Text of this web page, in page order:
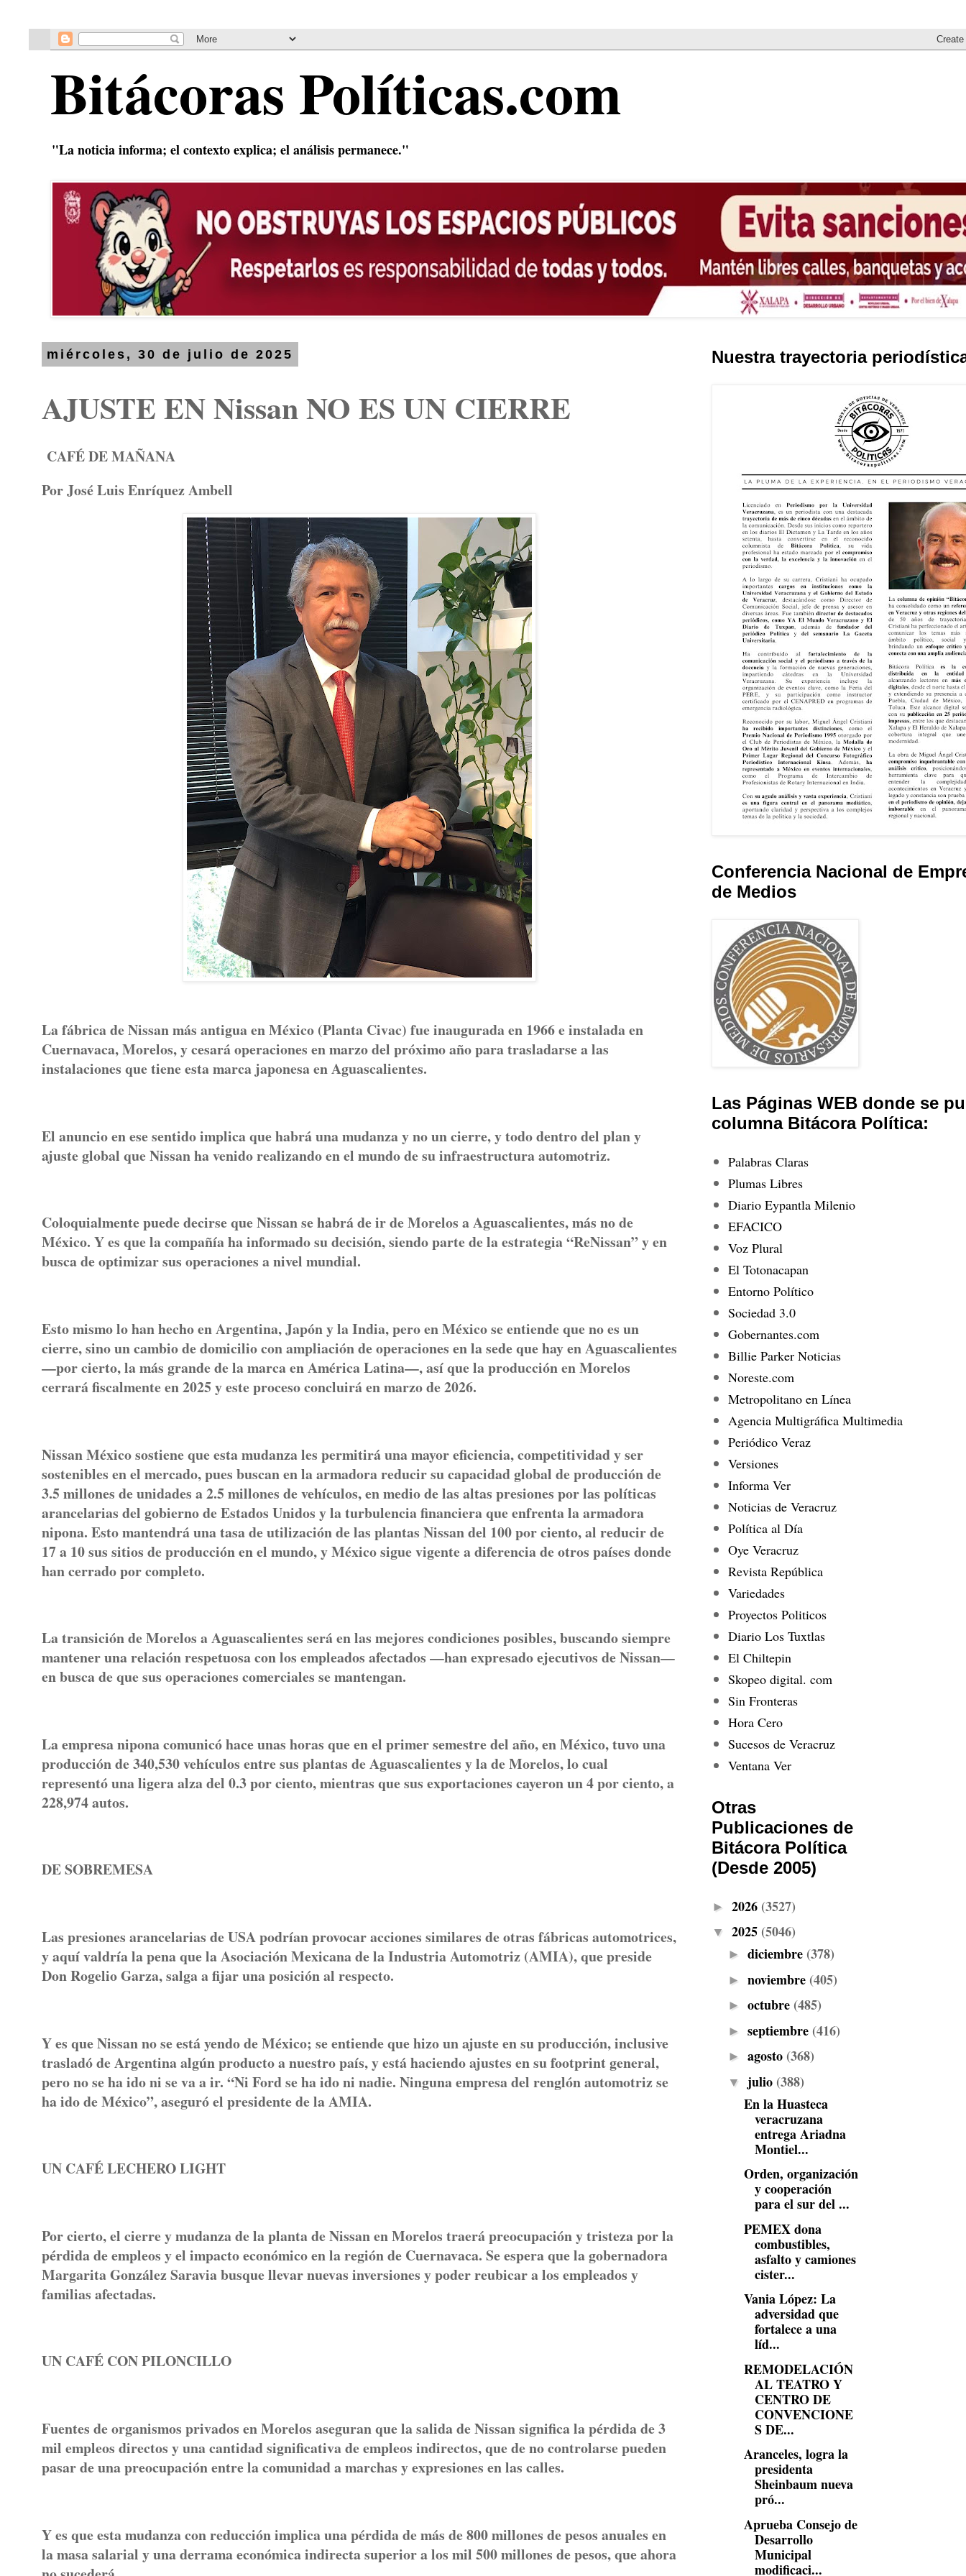
Bitácoras Políticas.com
"La noticia informa; el contexto explica; el análisis permanece."
miércoles, 30 de julio de 2025
AJUSTE EN Nissan NO ES UN CIERRE
CAFÉ DE MAÑANA
Por José Luis Enríquez Ambell
La fábrica de Nissan más antigua en México (Planta Civac) fue inaugurada en 1966 e instalada en
Cuernavaca, Morelos, y cesará operaciones en marzo del próximo año para trasladarse a las
instalaciones que tiene esta marca japonesa en Aguascalientes.
El anuncio en ese sentido implica que habrá una mudanza y no un cierre, y todo dentro del plan y
ajuste global que Nissan ha venido realizando en el mundo de su infraestructura automotriz.
Coloquialmente puede decirse que Nissan se habrá de ir de Morelos a Aguascalientes, más no de
México. Y es que la compañía ha informado su decisión, siendo parte de la estrategia “ReNissan” y en
busca de optimizar sus operaciones a nivel mundial.
Esto mismo lo han hecho en Argentina, Japón y la India, pero en México se entiende que no es un
cierre, sino un cambio de domicilio con ampliación de operaciones en la sede que hay en Aguascalientes
—por cierto, la más grande de la marca en América Latina—, así que la producción en Morelos
cerrará fiscalmente en 2025 y este proceso concluirá en marzo de 2026.
Nissan México sostiene que esta mudanza les permitirá una mayor eficiencia, competitividad y ser
sostenibles en el mercado, pues buscan en la armadora reducir su capacidad global de producción de
3.5 millones de unidades a 2.5 millones de vehículos, en medio de las altas presiones por las políticas
arancelarias del gobierno de Estados Unidos y la turbulencia financiera que enfrenta la armadora
nipona. Esto mantendrá una tasa de utilización de las plantas Nissan del 100 por ciento, al reducir de
17 a 10 sus sitios de producción en el mundo, y México sigue vigente a diferencia de otros países donde
han cerrado por completo.
La transición de Morelos a Aguascalientes será en las mejores condiciones posibles, buscando siempre
mantener una relación respetuosa con los empleados afectados —han expresado ejecutivos de Nissan—
en busca de que sus operaciones comerciales se mantengan.
La empresa nipona comunicó hace unas horas que en el primer semestre del año, en México, tuvo una
producción de 340,530 vehículos entre sus plantas de Aguascalientes y la de Morelos, lo cual
representó una ligera alza del 0.3 por ciento, mientras que sus exportaciones cayeron un 4 por ciento, a
228,974 autos.
DE SOBREMESA
Las presiones arancelarias de USA podrían provocar acciones similares de otras fábricas automotrices,
y aquí valdría la pena que la Asociación Mexicana de la Industria Automotriz (AMIA), que preside
Don Rogelio Garza, salga a fijar una posición al respecto.
Y es que Nissan no se está yendo de México; se entiende que hizo un ajuste en su producción, inclusive
trasladó de Argentina algún producto a nuestro país, y está haciendo ajustes en su footprint general,
pero no se ha ido ni se va a ir. “Ni Ford se ha ido ni nadie. Ninguna empresa del renglón automotriz se
ha ido de México”, aseguró el presidente de la AMIA.
UN CAFÉ LECHERO LIGHT
Por cierto, el cierre y mudanza de la planta de Nissan en Morelos traerá preocupación y tristeza por la
pérdida de empleos y el impacto económico en la región de Cuernavaca. Se espera que la gobernadora
Margarita González Saravia busque llevar nuevas inversiones y poder reubicar a los empleados y
familias afectadas.
UN CAFÉ CON PILONCILLO
Fuentes de organismos privados en Morelos aseguran que la salida de Nissan significa la pérdida de 3
mil empleos directos y una cantidad significativa de empleos indirectos, que de no controlarse pueden
pasar de una preocupación entre la comunidad a marchas y expresiones en las calles.
Y es que esta mudanza con reducción implica una pérdida de más de 800 millones de pesos anuales en
la masa salarial y una derrama económica indirecta superior a los mil 500 millones de pesos, que ahora
Nuestra trayectoria
Conferencia Nacional de
de Medios
Las Páginas WEB donde se
columna Bitácora Política:
Palabras Claras
Plumas Libres
Diario Eypantla Milenio
EFACICO
Voz Plural
El Totonacapan
Entorno Político
Sociedad 3.0
Gobernantes.com
Billie Parker Noticias
Noreste.com
Metropolitano en Línea
Agencia Multigráfica Multimedia
Periódico Veraz
Versiones
Informa Ver
Noticias de Veracruz
Política al Día
Oye Veracruz
Revista República
Variedades
Proyectos Politicos
Diario Los Tuxtlas
El Chiltepin
Skopeo digital. com
Sin Fronteras
Hora Cero
Sucesos de Veracruz
Ventana Ver
Otras
Publicaciones de
Bitácora Política
(Desde 2005)
► 2026 (3527)
▼ 2025 (5046)
► diciembre (378)
► noviembre (405)
► octubre (485)
► septiembre (416)
► agosto (368)
▼ julio (388)
En la Huasteca
veracruzana
entrega Ariadna
Montiel...
Orden, organización
y cooperación
para el sur del ...
PEMEX dona
combustibles,
asfalto y camiones
cister...
Vania López: La
adversidad que
fortalece a una
líd...
REMODELACIÓN
AL TEATRO Y
CENTRO DE
CONVENCIONE
S DE...
Aranceles, logra la
presidenta
Sheinbaum nueva
pró...
Aprueba Consejo de
Desarrollo
Municipal
modificaci...